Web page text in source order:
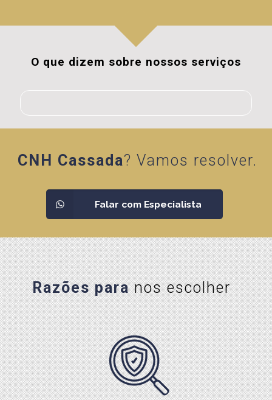
O que dizem sobre nossos serviços
CNH Cassada? Vamos resolver.
Falar com Especialista
Razões paranos escolher
Análise Gratuita
Razões paranos escolher